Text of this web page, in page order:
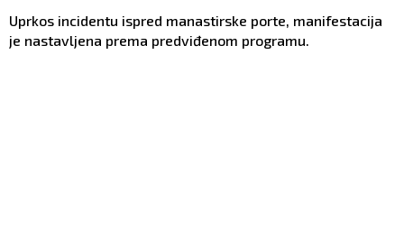
Uprkos incidentu ispred manastirske porte, manifestacija
je nastavljena prema predviđenom programu.